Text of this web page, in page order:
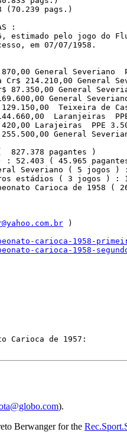
(70.239 pags.)
:
estimado pelo jogo do
em 07/07/1958.
General Severiano
214.210,00 General
General
General
Teixeira de
Laranjeiras
Larajeiras  PPE
General
827.378 pagantes )
: 52.403 ( 45.965
Severiano ( 5 jogos
estádios ( 3 jogos ) :
Carioca de 1958
)
carioca-1958-
carioca-1958-
).
Berwanger for the